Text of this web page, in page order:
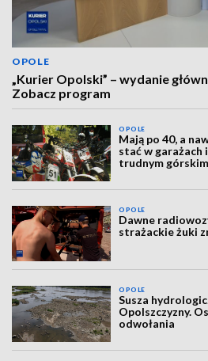
OPOLE
„Kurier Opolski” – wydanie
Zobacz program
OPOLE
Mają po 40, a
stać w garażach
trudnym
OPOLE
Dawne
strażackie żuki
OPOLE
Susza
Opolszczyzny.
odwołania